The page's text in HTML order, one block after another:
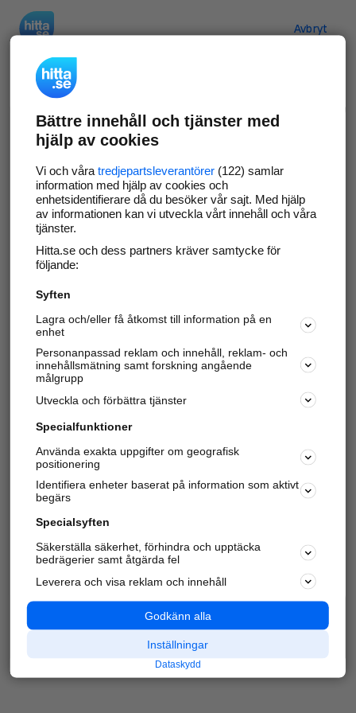
Avbryt
Verifiera ditt företag
Gör som 69 551företag
företagssida på hitta.se och syns bättre mot
kunder i ditt närområde. Helt kostnadsfritt.
Uppdatera din företagsinformation
Svara på och hantera dina omdömen
Har du redan verifierat ditt företag? Logga in
Varje vecka besöker du och4 miljoner
andra
härliga användare oss för att hitta rätt lokal
information om företag, privatpersoner och
platser.
Bättre innehåll och tjänster med
hjälp av cookies
Vi och våra tredjepartsleverantörer(122) samlar
information med hjälp av cookies och
enhetsidentifierare då du besöker vår sajt. Med hjälp
av informationen kan vi utveckla vårt innehåll och våra
tjänster.
Hitta.se och dess partners kräver samtycke för
följande:
Syften
Lagra och/eller få åtkomst till information på en
enhet
Personanpassad reklam och innehåll, reklam- och
innehållsmätning samt forskning angående
målgrupp
Utveckla och förbättra tjänster
Specialfunktioner
Använda exakta uppgifter om geografisk
positionering
Identifiera enheter baserat på information som aktivt
begärs
Specialsyften
Säkerställa säkerhet, förhindra och upptäcka
bedrägerier samt åtgärda fel
Leverera och visa reklam och innehåll
Godkänn alla
Inställningar
Dataskydd